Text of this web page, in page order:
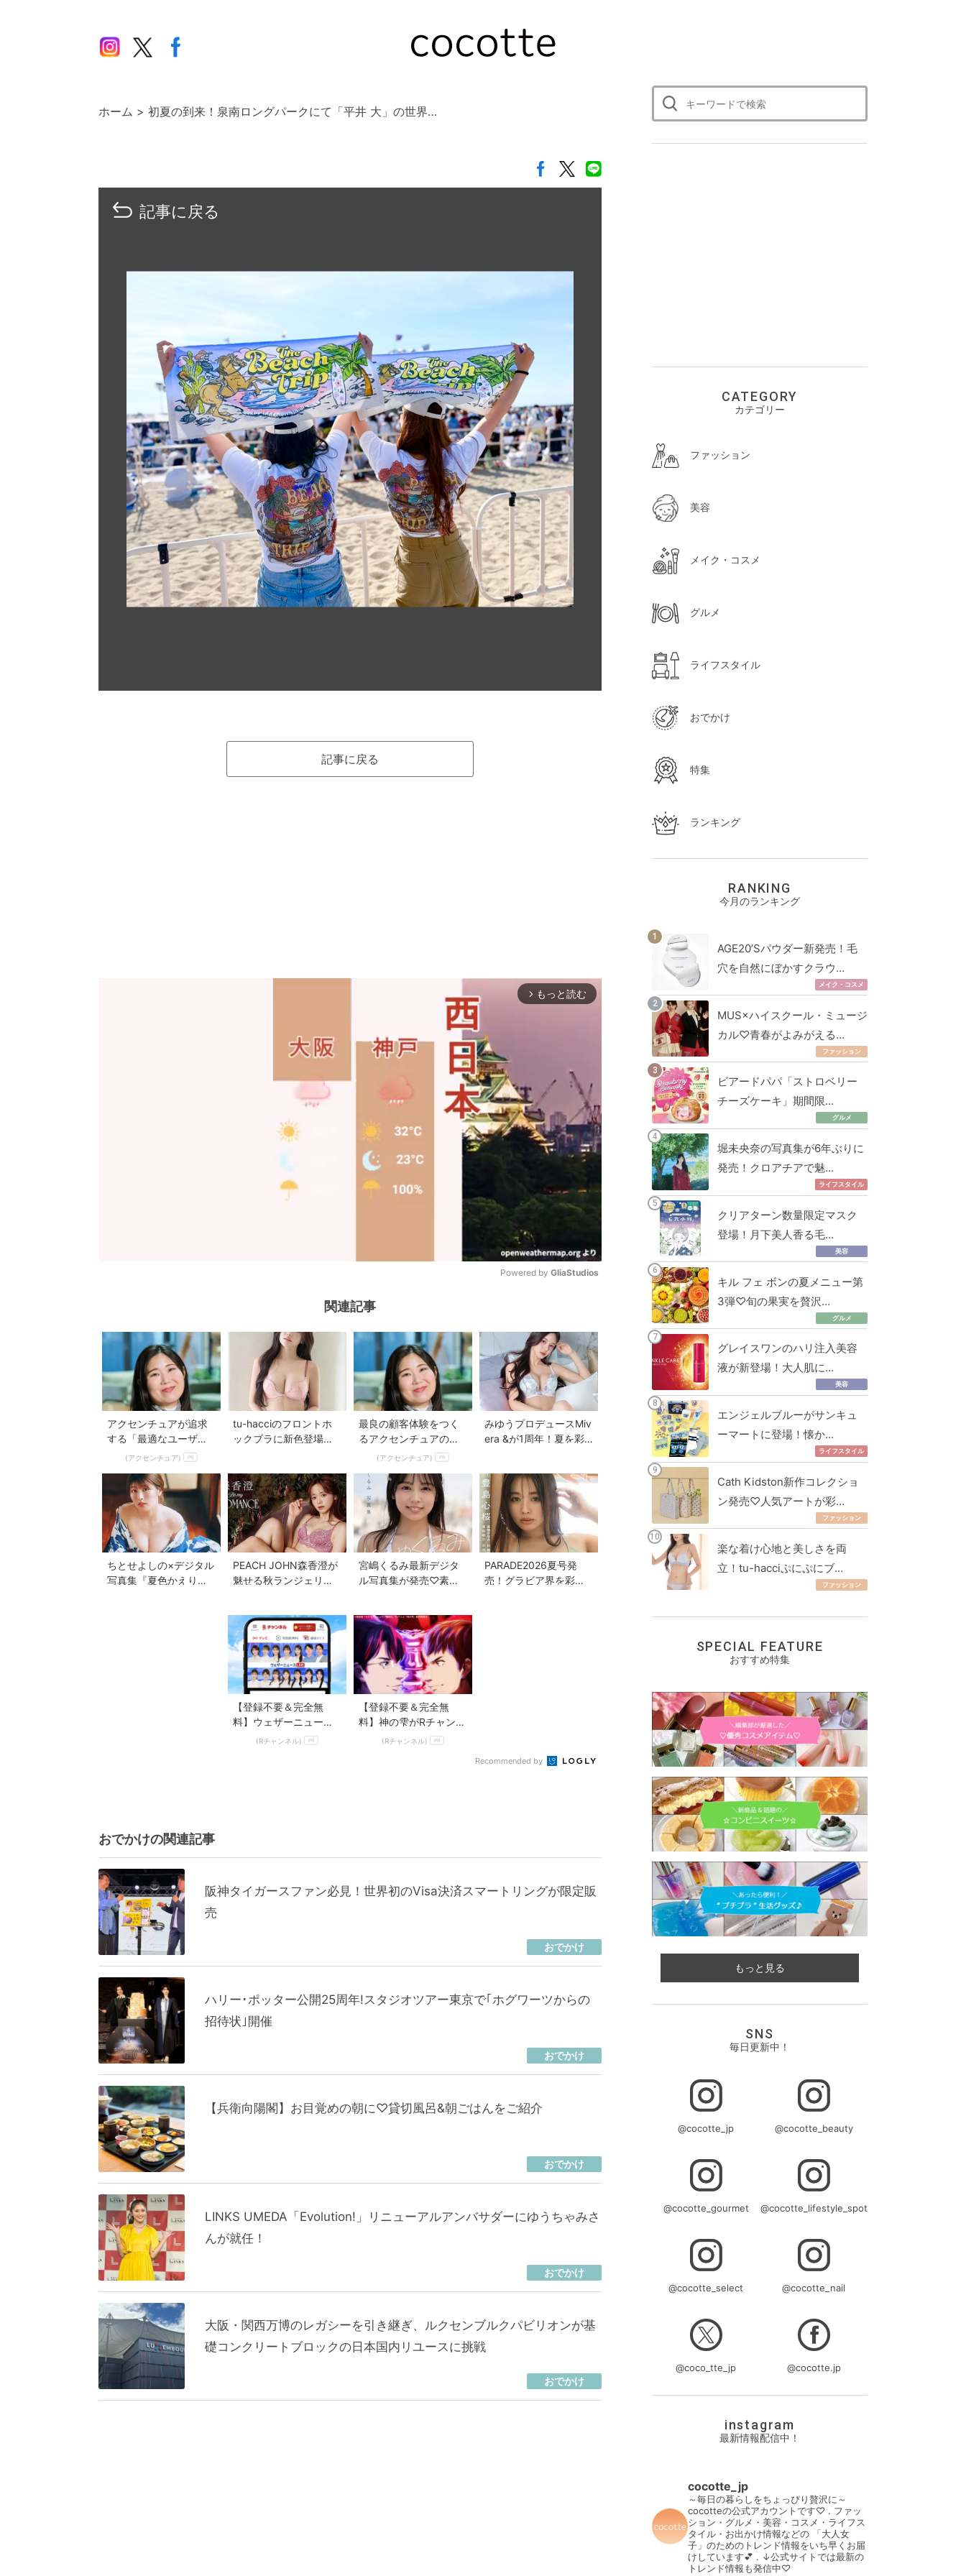
ホーム 初夏の到来！泉南ロングパークにて「平井 大」の世界…
記事に戻る
記事に戻る
arrow_forward_ios もっと読む
Powered by GliaStudios
関連記事
アクセンチュアが追求
する「最適なユーザー
接点」づくりの舞台裏
(アクセンチュア) PR
tu-hacciのフロントホ
ックブラに新色登場♡
最良の顧客体験をつく
るアクセンチュアのカ
スタマーフロント領域
(アクセンチュア) PR
みゆうプロデュースMiv
era &が1周年！夏を彩
ちとせよしの×デジタル
写真集『夏色かえり
PEACH JOHN森香澄が
魅せる秋ランジェリー
宮嶋くるみ最新デジタ
ル写真集が発売♡素顔
PARADE2026夏号発
売！グラビア界を彩る
【登録不要＆完全無
料】ウェザーニュース
がRチャンネルで見放題
(Rチャンネル) PR
【登録不要＆完全無
料】神の雫がRチャンネ
ルで見放題
(Rチャンネル) PR
Recommended by
おでかけの関連記事
阪神タイガースファン必見！世界初のVisa決済スマートリングが限定販
売
おでかけ
ハリー･ポッター公開25周年!スタジオツアー東京で｢ホグワーツからの
招待状｣開催
おでかけ
【兵衛向陽閣】お目覚めの朝に♡貸切風呂&朝ごはんをご紹介
おでかけ
LINKS UMEDA「Evolution!」リニューアルアンバサダーにゆうちゃみさ
んが就任！
おでかけ
大阪・関西万博のレガシーを引き継ぎ、ルクセンブルクパビリオンが基
礎コンクリートブロックの日本国内リユースに挑戦
おでかけ
CATEGORY
カテゴリー
ファッション
美容
メイク・コスメ
グルメ
ライフスタイル
おでかけ
特集
ランキング
RANKING
今月のランキング
AGE20’Sパウダー新発売！毛
穴を自然にぼかすクラウ…
メイク・コスメ
MUS×ハイスクール・ミュージ
カル♡青春がよみがえる…
ファッション
ビアードパパ「ストロベリー
チーズケーキ」期間限…
グルメ
堀未央奈の写真集が6年ぶりに
発売！クロアチアで魅…
ライフスタイル
クリアターン数量限定マスク
登場！月下美人香る毛…
美容
キル フェ ボンの夏メニュー第
3弾♡旬の果実を贅沢…
グルメ
グレイスワンのハリ注入美容
液が新登場！大人肌に…
美容
エンジェルブルーがサンキュ
ーマートに登場！懐か…
ライフスタイル
Cath Kidston新作コレクショ
ン発売♡人気アートが彩…
ファッション
楽な着け心地と美しさを両
立！tu-hacciぷにぷにブ…
ファッション
SPECIAL FEATURE
おすすめ特集
もっと見る
SNS
毎日更新中！
@cocotte_jp @cocotte_beauty
@cocotte_gourmet @cocotte_lifestyle_spot
@cocotte_select @cocotte_nail
@coco_tte_jp @cocotte.jp
instagram
最新情報配信中！
cocotte_jp
～毎日の暮らしをちょっぴり贅沢に～
cocotteの公式アカウントです♡ . ファッ
ション・グルメ・美容・コスメ・ライフス
タイル・お出かけ情報などの 「大人女
子」のためのトレンド情報をいち早くお届
けしています💕 . ↓公式サイトでは最新の
トレンド情報も発信中♡